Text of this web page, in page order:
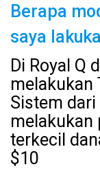
Berapa
saya
Di Royal Q
melakukan
Sistem dari
melakukan
terkecil
$10